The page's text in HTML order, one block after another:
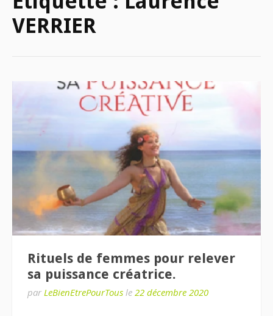
VERRIER
Rituels de femmes pour relever
sa puissance créatrice.
par LeBienEtrePourTous le 22 décembre 2020